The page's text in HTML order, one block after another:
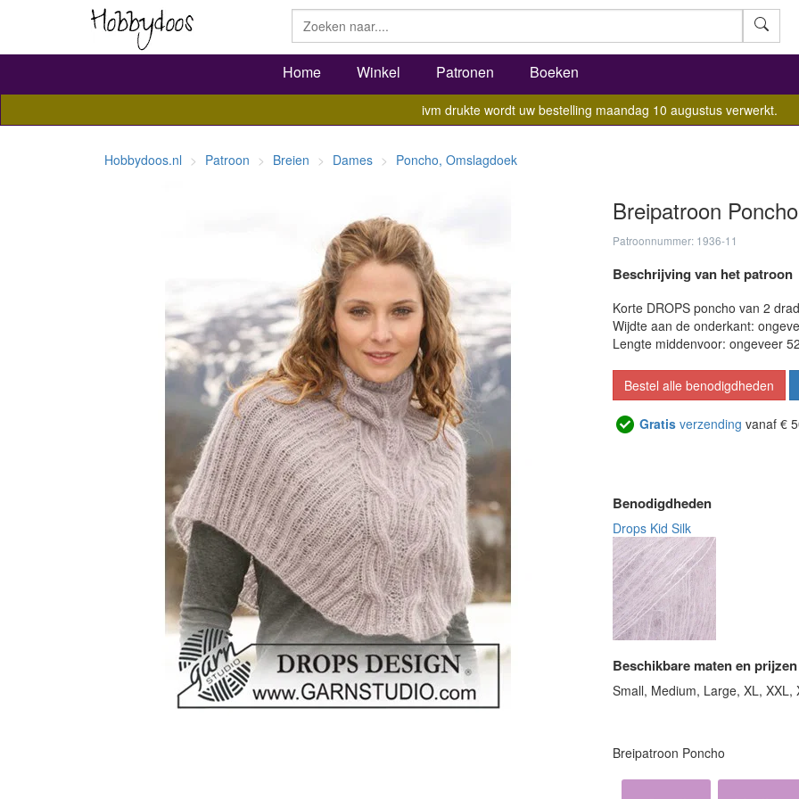
Home Winkel Patronen Boeken
ivm drukte wordt uw bestelling maandag 10 augustus verwerkt.
Hobbydoos.nl Patroon Breien Dames Poncho, Omslagdoek
Breipatroon Poncho
Patroonnummer: 1936-11
Beschrijving van het patroon
Korte DROPS poncho van 2
Wijdte aan de onderkant:
Lengte middenvoor: ongeveer
Bestel alle benodigdheden
Gratis verzending vanaf €
Benodigdheden
Drops Kid Silk
Beschikbare maten en prijzen
Small, Medium, Large, XL, XXL,
Breipatroon Poncho